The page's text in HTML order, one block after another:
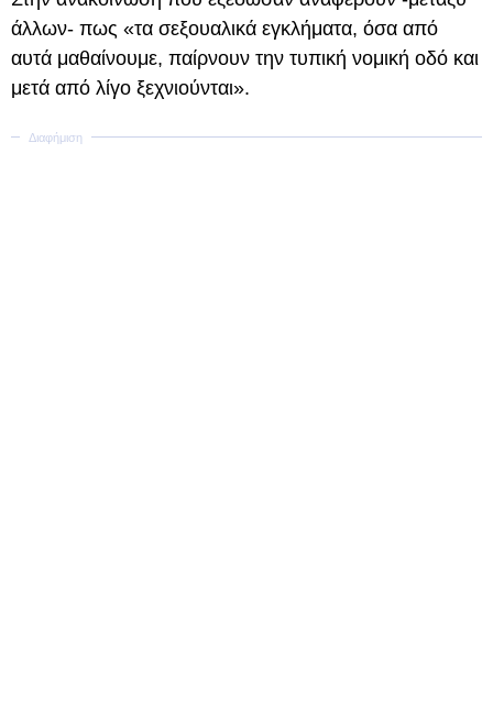
άλλων- πως «τα σεξουαλικά εγκλήματα, όσα από
αυτά μαθαίνουμε, παίρνουν την τυπική νομική οδό και
μετά από λίγο ξεχνιούνται».